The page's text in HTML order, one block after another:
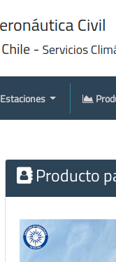
Estaciones
Producto